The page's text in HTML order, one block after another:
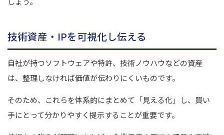
技術資産・IPを可視化し伝える
自社が持つソフトウェアや特許、技術ノウハウなどの資産
は、整理しなければ価値が伝わりにくいものです。
そのため、これらを体系的にまとめて「見える化」し、買い
手にとって分かりやすく提示することが重要です。